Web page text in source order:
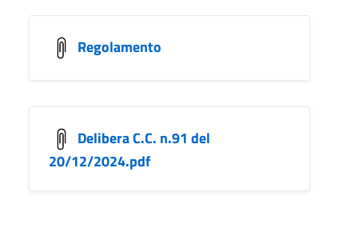
Regolamento
Delibera C.C. n.91 del
20/12/2024.pdf